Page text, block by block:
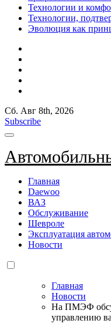
Технологии и
Технологии,
Эволюция как
Сб. Авг 8th, 2026
Subscribe
Главная
Daewoo
ВАЗ
Обслуживание
Шевроле
Эксплуатация
Новости
Главная
Новости
На ПМЭФ
управлению